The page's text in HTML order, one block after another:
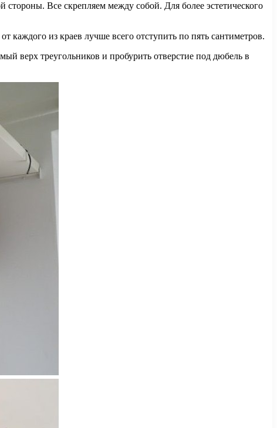
Все скрепляем между собой. Для более эстетического
из краев лучше всего отступить по пять сантиметров.
верх треугольников и пробурить отверстие под дюбель в